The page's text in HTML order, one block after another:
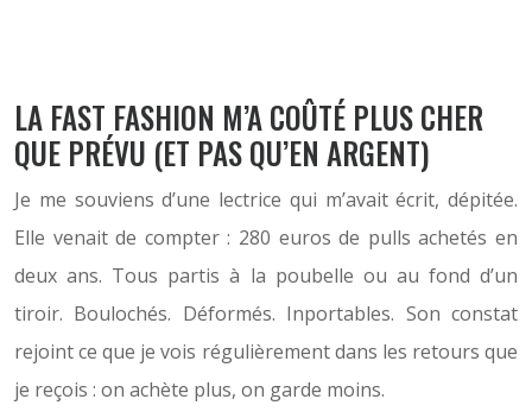
LA FAST FASHION M’A COÛTÉ PLUS CHER
QUE PRÉVU (ET PAS QU’EN ARGENT)
Je me souviens d’une lectrice qui m’avait écrit, dépitée.
Elle venait de compter : 280 euros de pulls achetés en
deux ans. Tous partis à la poubelle ou au fond d’un
tiroir. Boulochés. Déformés. Inportables. Son constat
rejoint ce que je vois régulièrement dans les retours que
je reçois : on achète plus, on garde moins.